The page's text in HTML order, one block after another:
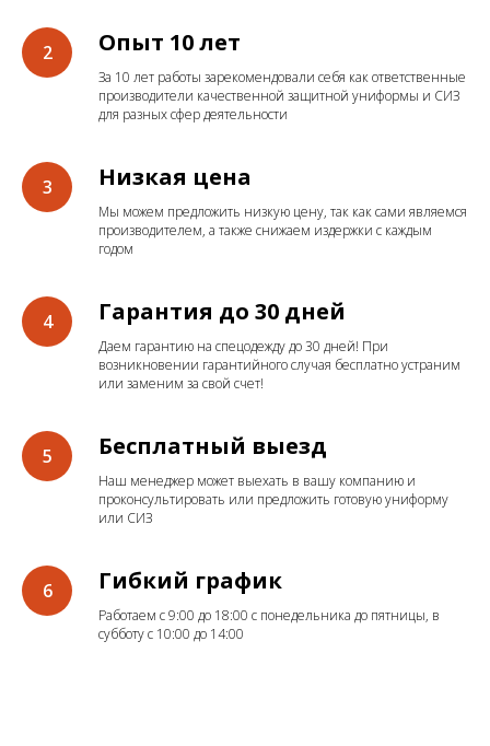
Опыт 10 лет
За 10 лет работы зарекомендовали себя как ответственные
производители качественной защитной униформы и СИЗ
для разных сфер деятельности
Низкая цена
Мы можем предложить низкую цену, так как сами являемся
производителем, а также снижаем издержки с каждым
годом
Гарантия до 30 дней
Даем гарантию на спецодежду до 30 дней! При
возникновении гарантийного случая бесплатно устраним
или заменим за свой счет!
Бесплатный выезд
Наш менеджер может выехать в вашу компанию и
проконсультировать или предложить готовую униформу
или СИЗ
Гибкий график
Работаем с 9:00 до 18:00 с понедельника до пятницы, в
субботу с 10:00 до 14:00